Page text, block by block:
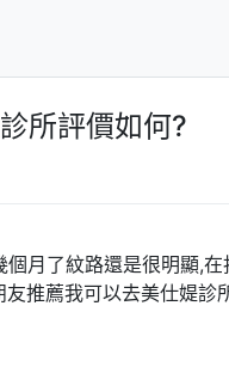
所評價如何?
月了紋路還是很明顯,
推薦我可以去美仕媞診